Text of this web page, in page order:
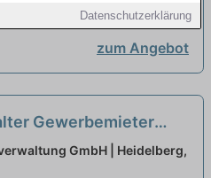
Datenschutzerklärung
zum Angebot
Gewerbemieter
(m/w/d) neu
GmbH | Heidelberg,